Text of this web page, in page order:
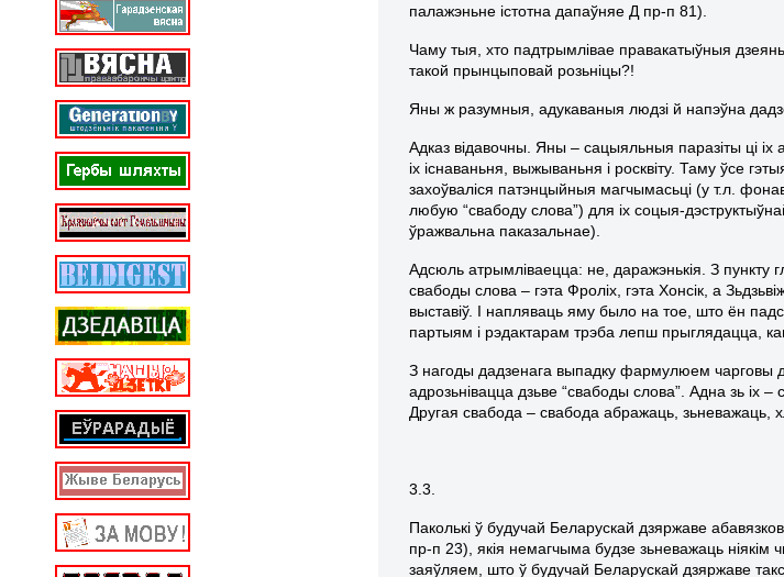
палажэньне істотна дапаўняе Д пр-п 81).
Чаму тыя, хто падтрымлівае правакатыўныя
такой прынцыповай розьніцы?!
Яны ж разумныя, адукаваныя людзі й напэўна
Адказ відавочны. Яны – сацыяльныя паразіты ці
іх існаваньня, выжываньня і росквіту. Таму ўсе
захоўваліся патэнцыйныя магчымасьці (у т.л.
любую “свабоду слова”) для іх соцыя-
ўражвальна паказальнае).
Адсюль атрымліваецца: не, даражэнькія. З пункту
свабоды слова – гэта Фроліх, гэта Хонсік, а
выставіў. І напляваць яму было на тое, што ён
партыям і рэдактарам трэба лепш прыглядацца,
З нагоды дадзенага выпадку фармулюем чарговы
адрозьнівацца дзьве “свабоды слова”. Адна зь іх
Другая свабода – свабода абражаць, зьневажаць,
3.3.
Паколькі ў будучай Беларускай дзяржаве
пр-п 23), якія немагчыма будзе зьневажаць ніякім
заяўляем, што ў будучай Беларускай дзяржаве